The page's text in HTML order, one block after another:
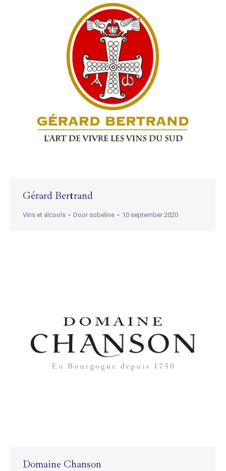
Gérard Bertrand
Vins et alcools Door sobeline 10 september 2020
Domaine Chanson